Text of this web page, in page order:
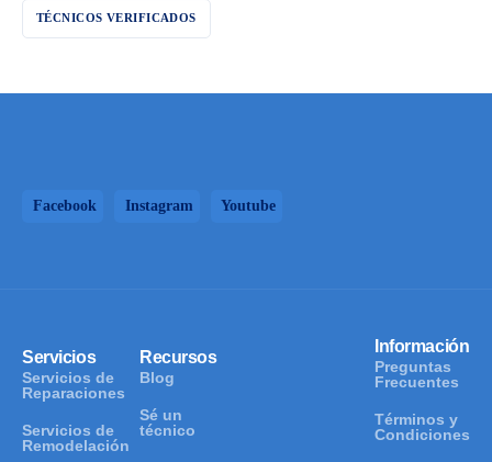
TÉCNICOS VERIFICADOS
Facebook Instagram Youtube
Servicios
Servicios de
Reparaciones
Servicios de
Remodelación
Recursos
Blog
Sé un
técnico
Información
Preguntas
Frecuentes
Términos y
Condiciones